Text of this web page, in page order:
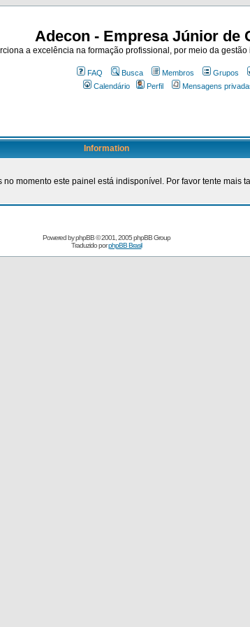
Adecon - Empresa Júnior de
a excelência na formação profissional, por meio da
FAQ Busca Membros Grupos
Calendário
Perfil Mensagens
Information
no momento este painel está indisponível. Por favor tente mais
Powered byphpBB© 2001, 2005 phpBB Group
Traduzido porphpBB Brasil